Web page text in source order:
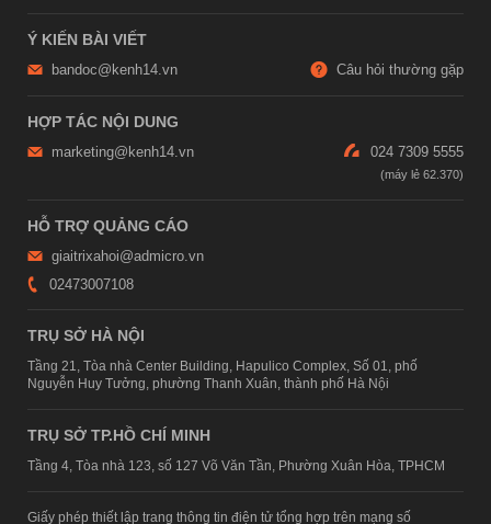
Ý KIẾN BÀI VIẾT
bandoc@kenh14.vn Câu hỏi thường gặp
HỢP TÁC NỘI DUNG
marketing@kenh14.vn 024 7309 5555
HỖ TRỢ QUẢNG CÁO
giaitrixahoi@admicro.vn
02473007108
TRỤ SỞ HÀ NỘI
Tầng 21, Tòa nhà Center Building, Hapulico Complex, Số 01, phố
Nguyễn Huy Tưởng, phường Thanh Xuân, thành phố Hà Nội
TRỤ SỞ TP.HỒ CHÍ MINH
Tầng 4, Tòa nhà 123, số 127 Võ Văn Tần, Phường Xuân Hòa, TPHCM
Giấy phép thiết lập trang thông tin điện tử tổng hợp trên mạng số